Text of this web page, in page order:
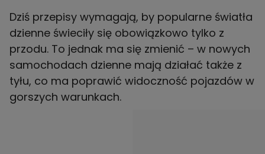
Dziś przepisy wymagają, by popularne światła
dzienne świeciły się obowiązkowo tylko z
przodu. To jednak ma się zmienić – w nowych
samochodach dzienne mają działać także z
tyłu, co ma poprawić widoczność pojazdów w
gorszych warunkach.